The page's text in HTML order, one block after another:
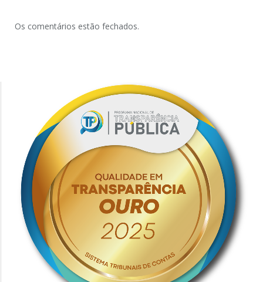
Os comentários estão fechados.